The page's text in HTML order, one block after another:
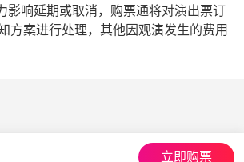
影响延期或取消，购票通将对演出票订
方案进行处理，其他因观演发生的费用
立即购票